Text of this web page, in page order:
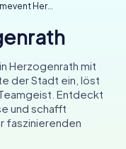
Herzogenrath
Herzogenrath mit
der Stadt ein, löst
Entdeckt
und schafft
faszinierenden